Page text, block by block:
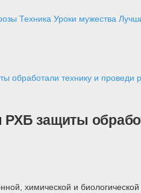
Техника Уроки мужества
обработали технику и проведи
защиты
химической и